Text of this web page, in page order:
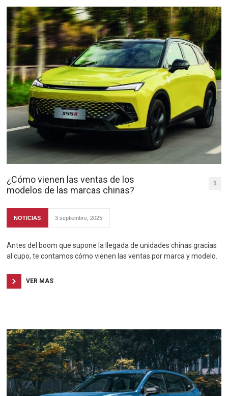
¿Cómo vienen las ventas de los
modelos de las marcas chinas?
1
NOTICIAS 3 septiembre, 2025
Antes del boom que supone la llegada de unidades chinas gracias
al cupo, te contamos cómo vienen las ventas por marca y modelo.
VER MAS